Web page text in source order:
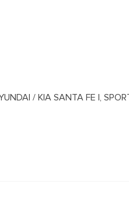
/ KIA SANTA FE I,